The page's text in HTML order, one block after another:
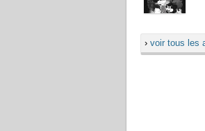
› voir tous les